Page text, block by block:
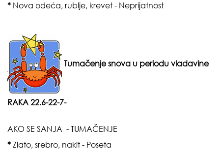
* Nova odeća, rublje, krevet - Neprijatnost
Tumačenje snova u periodu vladavine
RAKA 22.6-22-7-
AKO SE SANJA - TUMAČENJE
* Zlato, srebro, nakit - Poseta